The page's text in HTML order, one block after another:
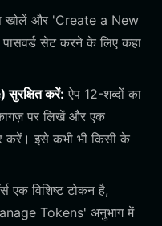
खोलें और 'Create a New
सेट करने के लिए कहा
करें: ऐप 12-शब्दों का
पर लिखें और एक
करें। इसे कभी भी किसी के
एक विशिष्ट टोकन है,
Tokens' अनुभाग में